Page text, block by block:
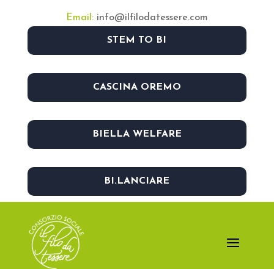
Email: info@ilfilodatessere.com
STEM TO BI
CASCINA OREMO
BIELLA WELFARE
BI.LANCIARE